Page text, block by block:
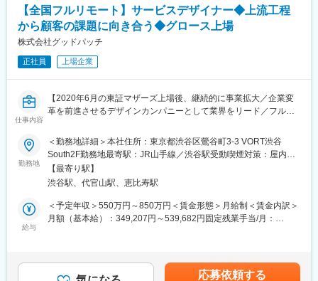
潟駅、須賀川駅、関屋駅(新潟県)、中津駅(大分県)、武雄温泉駅、
大村駅(長崎県)、西新発田駅、小松駅、虹ノ松原駅、御幸橋駅、新
潟駅、新栄町駅(福岡県)、八幡駅(福岡県)、春日原駅、白石駅(札幌
市営)、岐阜駅、西宮駅、郡山駅(福島県)、久留米高校前駅、沼津
駅、東金井駅、宮崎神宮駅、東刈谷駅、今井駅、中島駅(愛知県)、
鹿島神宮駅、新宮中央駅、電鉄黒部駅、次郎丸駅、長沼駅(静岡
ひこね芹川駅、熊西駅、電鉄出雲市駅、灘駅、杁ケ池公園駅、広
電本社前駅、さくら夙川駅、南荒子駅、脇田駅、押野駅、春日野
└ワイヤーフレームの作成
└制作進行：デザイナーやエンジニアと折衝など全体のスケジュ
ーリング担当
└外注コントロール：制作物のチェックやフィードバック対応
CMSを利用したWeb開発のディレクション、運用・改善までご担
当いただきます。
クライアントの「あったらいいな」「できたらいいな」を叶える
ものづくりを心がけていただくのが、弊社の「Webディレクタ
ー」の役割です。
■組織構成・プロジェクトメンバー：
・プロジェクトマネージャー（1名）
・Webディレクター（1,2名）★
※基本は上記のようなプロジェクト体制
【全国フルリモート】サービスデザイナー◆上流工程
から顧客の課題に向き合う◆グロース上場
株式会社グッドパッチ
正社員 上場企業
仕事内容
【2020年6月の東証マザーズ上場後、継続的に事業拡大／企業変
革を前進させるデザインカンパニーとして業界をリード／フルフ
■概要：
当社は2011年の創業以来、デザインカンパニーとして業界をリー
ドし、日本を代表する大企業から、スタートアップ・地方自治体
など、多彩なクライアントのデザインパートナーとして、多くの
事業・サービスの体験をデザインしてきました。
その中でもUXデザイナーは、クライアントとのプロジェクトにお
ける中心的な存在として、ユーザーや社会・マーケットの課題を
■業務内容：
勤務地
＜勤務地詳細＞本社住所：東京都渋谷区鶯谷町3-3 VORT渋谷
South2F勤務地最寄駅：JR山手線／渋谷駅受動喫煙対策：屋内全
面禁煙変更の範囲：全国の当社各拠点および自宅
【最寄り駅】
渋谷駅、代官山駅、恵比寿駅
給与
＜予定年収＞550万円～850万円＜賃金形態＞月給制＜賃金内訳＞
月額（基本給）：349,207円～539,682円固定残業手当/月：
ご経験によっては上記以上の提示をする場合もございます。※時間
応募依頼する